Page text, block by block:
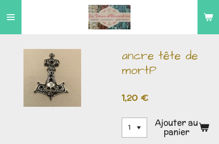
au
ancre tête de
mortP
1,20 €
Ajouter au
panier